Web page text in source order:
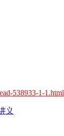
538933-1-1.html
义